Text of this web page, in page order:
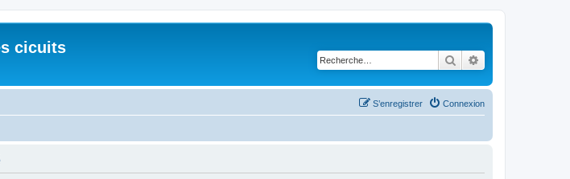
cicuits
Rechercher
Connexion
S’enregistrer